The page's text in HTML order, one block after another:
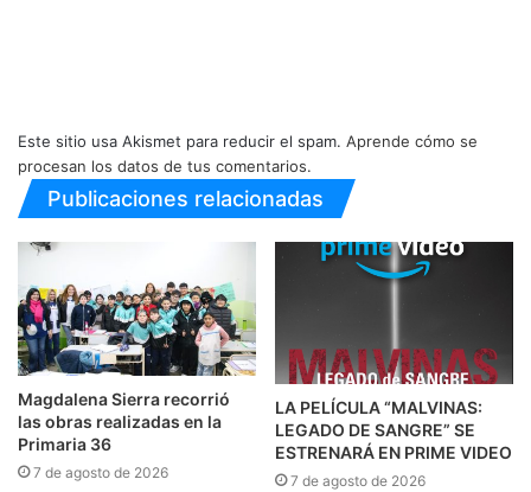
Este sitio usa Akismet para reducir el spam. Aprende cómo se
procesan los datos de tus comentarios.
Publicaciones relacionadas
Magdalena Sierra recorrió
las obras realizadas en la
Primaria 36
7 de agosto de 2026
LA PELÍCULA “MALVINAS:
LEGADO DE SANGRE” SE
ESTRENARÁ EN PRIME VIDEO
7 de agosto de 2026